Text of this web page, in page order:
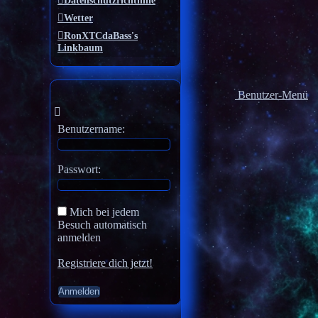
Wetter
RonXTCdaBass's
Linkbaum
Benutzer-Menü
Benutzername:
Passwort:
Mich bei jedem
Besuch automatisch
anmelden
Registriere dich jetzt!